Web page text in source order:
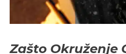
Zašto Okruženje